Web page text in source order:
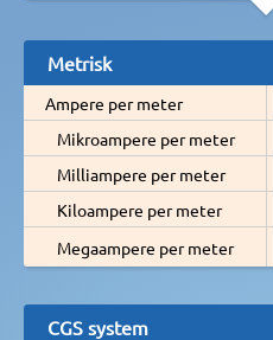
Metrisk
Ampere per meter
Mikroampere per meter
Milliampere per meter
Kiloampere per meter
Megaampere per meter
CGS system